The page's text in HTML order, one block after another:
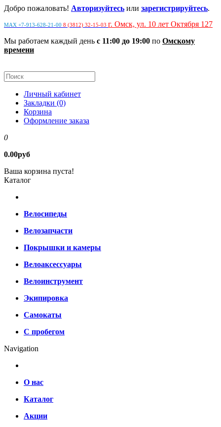
Добро пожаловать! Авторизуйтесь или зарегистрируйтесь.
MAX +7-913-628-21-00 8 (3812) 32-15-03 г. Омск, ул. 10 лет Октября 127
Мы работаем каждый день с 11:00 до 19:00 по Омскому
времени
Личный кабинет
Закладки (0)
Корзина
Оформление заказа
0
0.00руб
Ваша корзина пуста!
Каталог
Велосипеды
Велозапчасти
Покрышки и камеры
Велоаксессуары
Велоинструмент
Экипировка
Самокаты
С пробегом
Navigation
О нас
Каталог
Акции